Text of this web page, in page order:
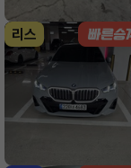
리스